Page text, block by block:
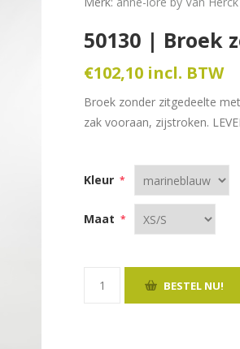
50130 | Broek
€102,10 incl. BTW
Broek zonder zitgedeelte
zak vooraan, zijstroken.
Kleur *
Maat *